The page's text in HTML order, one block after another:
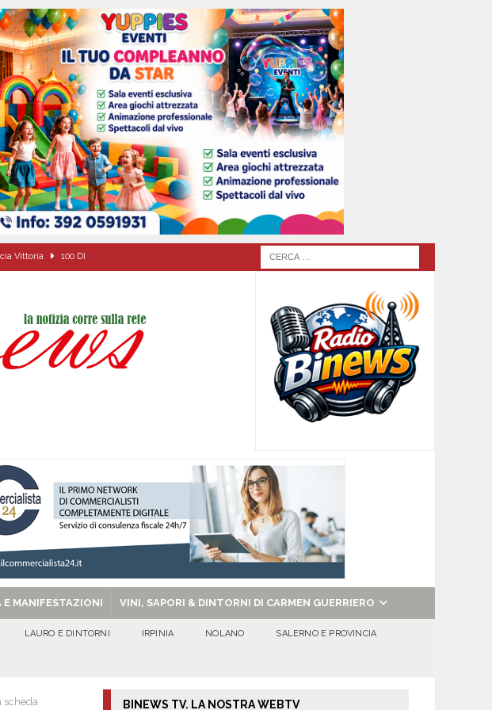
Vittoria 100 DI
ATTUALITA'
bellezza.
Sabina EVIDENZA
E MANIFESTAZIONI VINI, SAPORI & DINTORNI DI CARMEN GUERRIERO
LAURO E DINTORNI IRPINIA NOLANO SALERNO E PROVINCIA
scheda BINEWS TV. LA NOSTRA WEBTV